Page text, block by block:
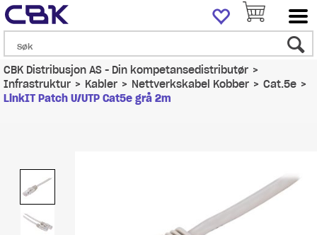
CBK Distribusjon AS - Din kompetansedistributør>
Infrastruktur>Kabler>Nettverkskabel Kobber>Cat.5e>
LinkIT Patch U/UTP Cat5e grå 2m